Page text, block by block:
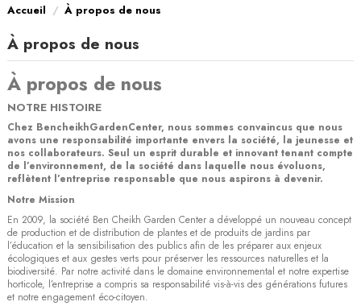
Accueil À propos de nous
À propos de nous
À propos de nous
NOTRE HISTOIRE
Chez BencheikhGardenCenter, nous sommes convaincus que nous
avons une responsabilité importante envers la société, la jeunesse et
nos collaborateurs. Seul un esprit durable et innovant tenant compte
de l’environnement, de la société dans laquelle nous évoluons,
reflètent l’entreprise responsable que nous aspirons à devenir.
Notre Mission
En 2009, la société Ben Cheikh Garden Center a développé un nouveau concept
de production et de distribution de plantes et de produits de jardins par
l’éducation et la sensibilisation des publics afin de les préparer aux enjeux
écologiques et aux gestes verts pour préserver les ressources naturelles et la
biodiversité. Par notre activité dans le domaine environnemental et notre expertise
horticole, l’entreprise a compris sa responsabilité vis-à-vis des générations futures
et notre engagement éco-citoyen.